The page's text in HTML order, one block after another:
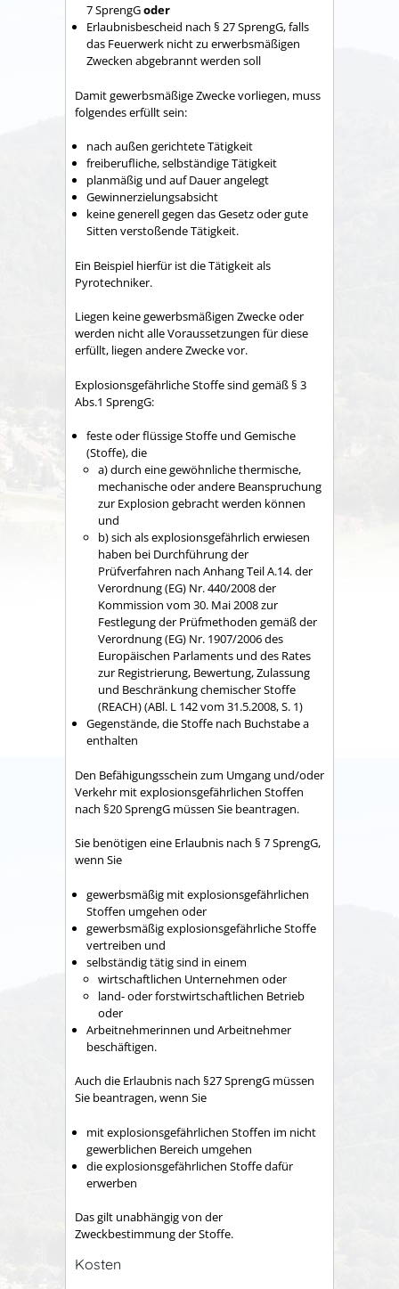
7 SprengGoder
Erlaubnisbescheid nach § 27 SprengG, falls
das Feuerwerk nicht zu erwerbsmäßigen
Zwecken abgebrannt werden soll
Damit gewerbsmäßige Zwecke vorliegen, muss
folgendes erfüllt sein:
nach außen gerichtete Tätigkeit
freiberufliche, selbständige Tätigkeit
planmäßig und auf Dauer angelegt
Gewinnerzielungsabsicht
keine generell gegen das Gesetz oder gute
Sitten verstoßende Tätigkeit.
Ein Beispiel hierfür ist die Tätigkeit als
Pyrotechniker.
Liegen keine gewerbsmäßigen Zwecke oder
werden nicht alle Voraussetzungen für diese
erfüllt, liegen andere Zwecke vor.
Explosionsgefährliche Stoffe sind gemäß § 3
Abs.1 SprengG:
feste oder flüssige Stoffe und Gemische
(Stoffe), die
a) durch eine gewöhnliche thermische,
mechanische oder andere Beanspruchung
zur Explosion gebracht werden können
und
b) sich als explosionsgefährlich erwiesen
haben bei Durchführung der
Prüfverfahren nach Anhang Teil A.14. der
Verordnung (EG) Nr. 440/2008 der
Kommission vom 30. Mai 2008 zur
Festlegung der Prüfmethoden gemäß der
Verordnung (EG) Nr. 1907/2006 des
Europäischen Parlaments und des Rates
zur Registrierung, Bewertung, Zulassung
und Beschränkung chemischer Stoffe
(REACH) (ABl. L 142 vom 31.5.2008, S. 1)
Gegenstände, die Stoffe nach Buchstabe a
enthalten
Den Befähigungsschein zum Umgang und/oder
Verkehr mit explosionsgefährlichen Stoffen
nach §20 SprengG müssen Sie beantragen.
Sie benötigen eine Erlaubnis nach § 7 SprengG,
wenn Sie
gewerbsmäßig mit explosionsgefährlichen
Stoffen umgehen oder
gewerbsmäßig explosionsgefährliche Stoffe
vertreiben und
selbständig tätig sind in einem
wirtschaftlichen Unternehmen oder
land- oder forstwirtschaftlichen Betrieb
oder
Arbeitnehmerinnen und Arbeitnehmer
beschäftigen.
Auch die Erlaubnis nach §27 SprengG müssen
Sie beantragen, wenn Sie
mit explosionsgefährlichen Stoffen im nicht
gewerblichen Bereich umgehen
die explosionsgefährlichen Stoffe dafür
erwerben
Das gilt unabhängig von der
Zweckbestimmung der Stoffe.
Kosten